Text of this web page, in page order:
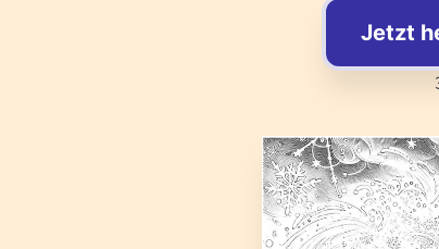
Jetzt